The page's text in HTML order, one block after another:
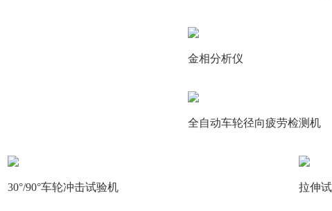
金相分析仪
全自动车轮径向疲劳检测机
30°/90°车轮冲击试验机 拉伸